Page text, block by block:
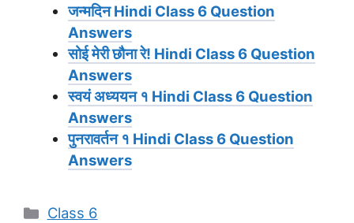
जन्मदिन Hindi Class 6 Question
Answers
सोई मेरी छौना रे! Hindi Class 6 Question
Answers
स्वयं अध्ययन १ Hindi Class 6 Question
Answers
पुनरावर्तन १ Hindi Class 6 Question
Answers
Categories
Class 6